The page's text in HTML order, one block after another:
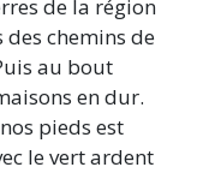
de la région
chemins de
au bout
en dur.
pieds est
le vert ardent